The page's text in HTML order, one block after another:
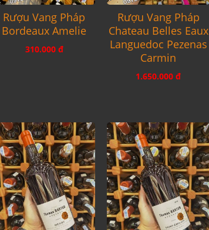
Rượu Vang Pháp
Bordeaux Amelie
310.000 đ
Rượu Vang Pháp
Chateau Belles Eaux
Languedoc Pezenas
Carmin
1.650.000 đ